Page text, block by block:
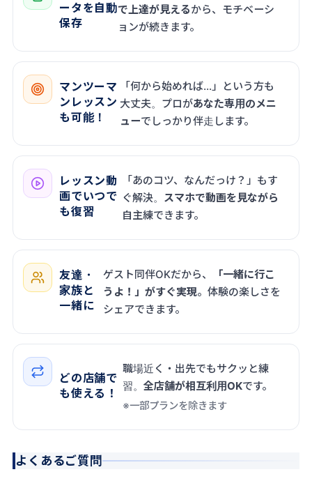
ータを自動
保存
で上達が見えるから、モチベーシ
ョンが続きます。
マンツーマ
ンレッスン
も可能！
「何から始めれば…」という方も
大丈夫。プロがあなた専用のメニ
ューでしっかり伴走します。
レッスン動
画でいつで
も復習
「あのコツ、なんだっけ？」もす
ぐ解決。 スマホで動画を見ながら
自主練できます。
友達・
家族と
一緒に
ゲスト同伴OKだから、
「一緒に行こ
うよ！」がすぐ実現。体験の楽しさを
シェアできます。
どの店舗で
も使える！
職場近く・出先でもサクッと練
習。全店舗が相互利用OKです。
※一部プランを除きます
よくあるご質問